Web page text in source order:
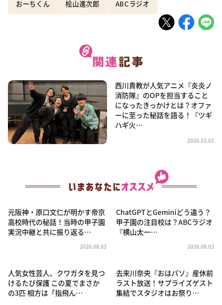
おーちくん 桧山進次郎 ABCラジオ
西川貴教が人気アニメ『炎炎ノ
消防隊』のOPを担当すること
になったきっかけとは？オファ
ーに至った秘話を語る！『ツギ
ハギ火…
2026.03.02
元阪神・原口文仁が明かす帝京
高校時代の秘話！当時の甲子園
実況中継と共に振り返る…
2026.08.03
ChatGPTとGeminiどう違う？
甲子園の注目校は？ABCラジオ
『横山太一…
2026.08.03
人気女性芸人、クワガタを見つ
けるたび保護 この夏でまさか
の3匹 相方は「指飛ん…
去来川奈央『おはパソ』産休前
ラスト放送！サプライズゲスト
集結でスタジオはお祭り…